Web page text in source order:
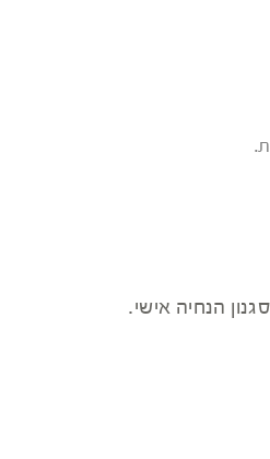
הנחיה אישי.